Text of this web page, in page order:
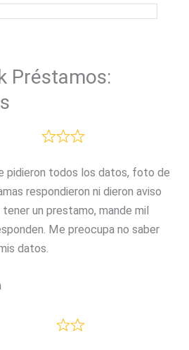
Préstamos:
pidieron todos los datos, foto de
respondieron ni dieron aviso
un prestamo, mande mil
Me preocupa no saber
datos.